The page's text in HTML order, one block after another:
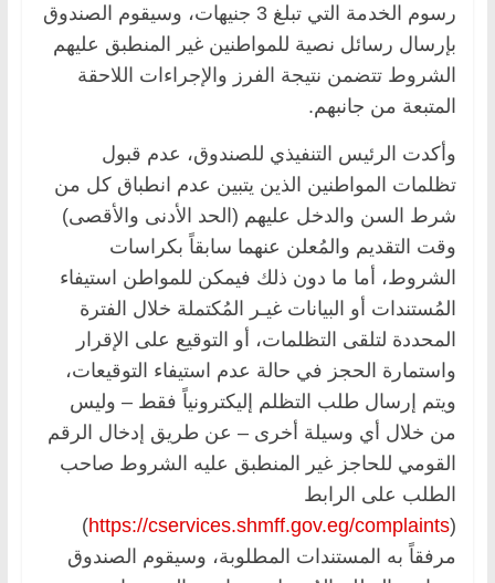
رسوم الخدمة التي تبلغ 3 جنيهات، وسيقوم الصندوق
بإرسال رسائل نصية للمواطنين غير المنطبق عليهم
الشروط تتضمن نتيجة الفرز والإجراءات اللاحقة
المتبعة من جانبهم.
وأكدت الرئيس التنفيذي للصندوق، عدم قبول
تظلمات المواطنين الذين يتبين عدم انطباق كل من
شرط السن والدخل عليهم (الحد الأدنى والأقصى)
وقت التقديم والمُعلن عنهما سابقاً بكراسات
الشروط، أما ما دون ذلك فيمكن للمواطن استيفاء
المُستندات أو البيانات غيـر المُكتملة خلال الفترة
المحددة لتلقى التظلمات، أو التوقيع على الإقرار
واستمارة الحجز في حالة عدم استيفاء التوقيعات،
ويتم إرسال طلب التظلم إليكترونياً فقط – وليس
من خلال أي وسيلة أخرى – عن طريق إدخال الرقم
القومي للحاجز غير المنطبق عليه الشروط صاحب
الطلب على الرابط
(
https://cservices.shmff.gov.eg/complaints
)
مرفقاً به المستندات المطلوبة، وسيقوم الصندوق